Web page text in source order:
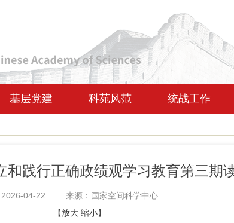
基层党建 科苑风范 统战工作
和践行正确政绩观学习教育第三期
2026-04-22
来源：国家空间科学中心
【放大 缩小】